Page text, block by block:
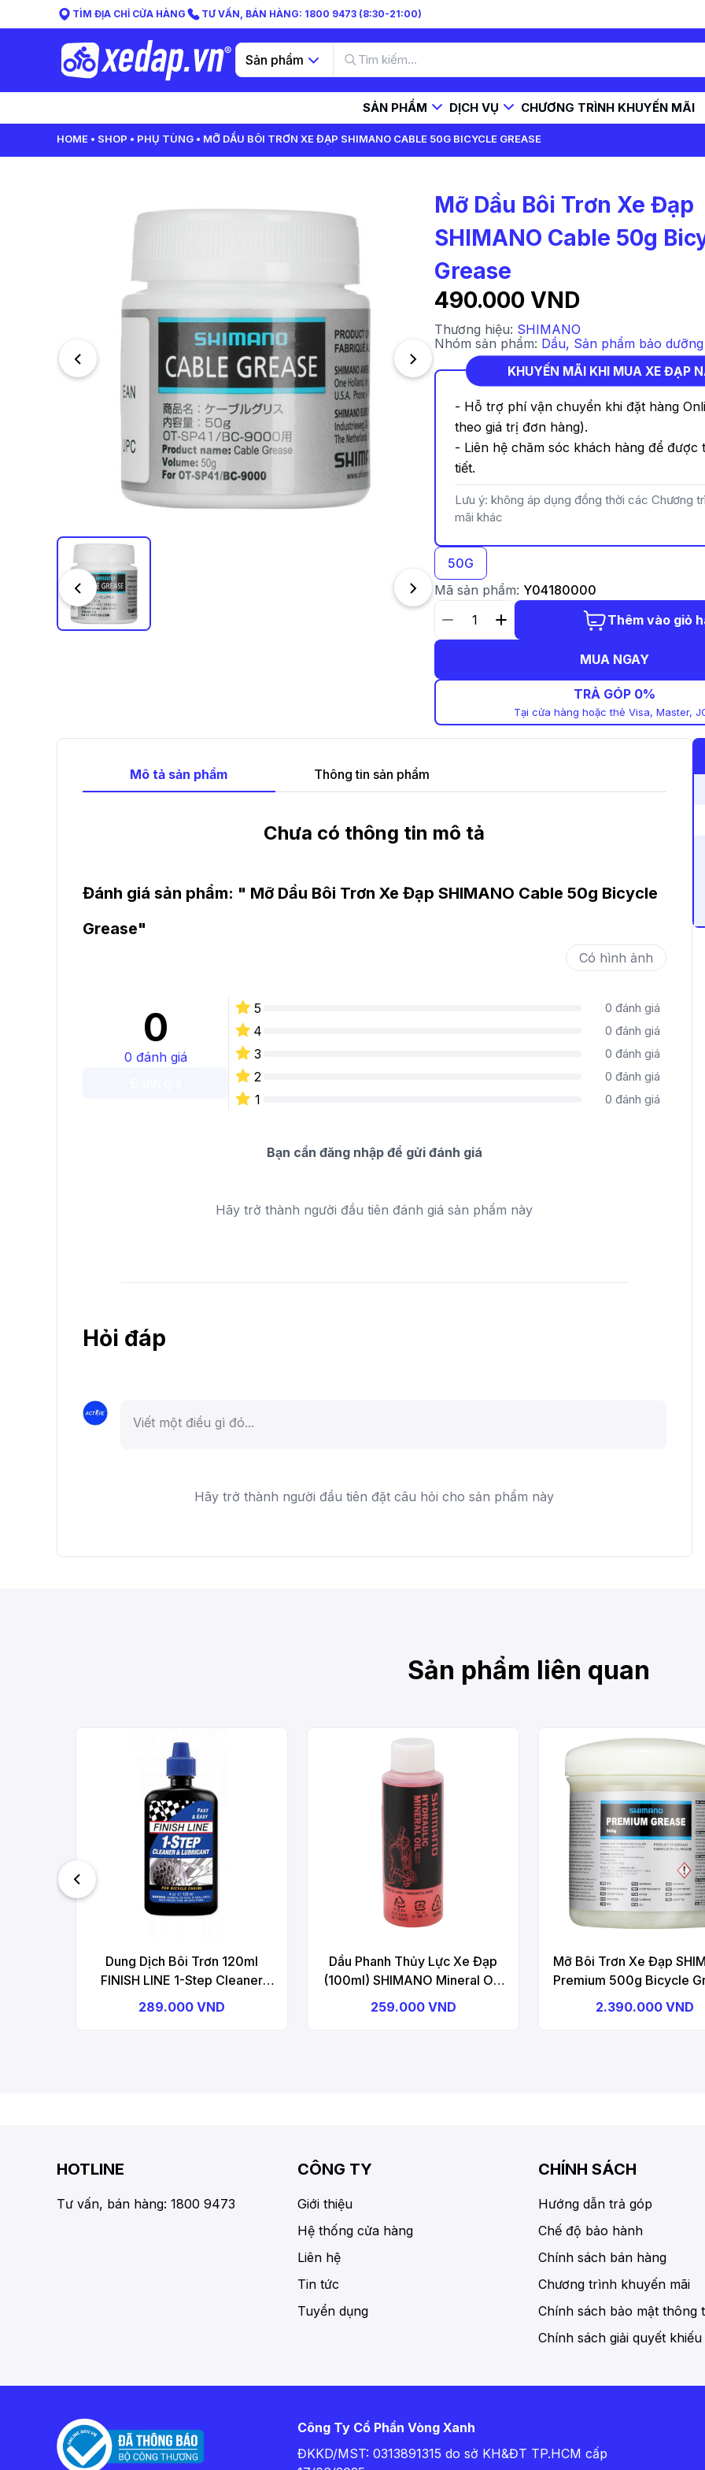
TÌM ĐỊA CHỈ CỬA HÀNG TƯ VẤN, BÁN HÀNG: 1800 9473 (8:30-21:00)
Sản phẩm
SẢN PHẨM DỊCH VỤ CHƯƠNG TRÌNH KHUYẾN MÃI
HOME SHOP PHỤ TÙNG MỠ DẦU BÔI TRƠN XE ĐẠP SHIMANO CABLE 50G BICYCLE GREASE
Mỡ Dầu Bôi Trơn Xe Đạp
SHIMANO Cable 50g
Grease
490.000 VND
Thương hiệu: SHIMANO
Nhóm sản phẩm: Dầu, Sản phẩm bảo dưỡng
KHUYẾN MÃI KHI MUA XE ĐẠP
- Hỗ trợ phí vận chuyển khi đặt hàng
theo giá trị đơn hàng).
- Liên hệ chăm sóc khách hàng để được
tiết.
Lưu ý: không áp dụng đồng thời các Chương
mãi khác
50G
Mã sản phẩm: Y04180000
Thêm vào giỏ
MUA NGAY
TRẢ GÓP 0%
Tại cửa hàng hoặc thẻ Visa, Master,
Mô tả sản phẩm Thông tin sản phẩm
Chưa có thông tin mô tả
Đánh giá sản phẩm: " Mỡ Dầu Bôi Trơn Xe Đạp SHIMANO Cable 50g Bicycle
Grease"
Có hình ảnh
0
0 đánh giá
5 0 đánh giá
4 0 đánh giá
3 0 đánh giá
2 0 đánh giá
1 0 đánh giá
Bạn cần đăng nhập để gửi đánh giá
Hãy trở thành người đầu tiên đánh giá sản phẩm này
Hỏi đáp
Hãy trở thành người đầu tiên đặt câu hỏi cho sản phẩm này
Sản phẩm liên quan
Dung Dịch Bôi Trơn 120ml
FINISH LINE 1-Step Cleaner
Lube
289.000 VND
Dầu Phanh Thủy Lực Xe Đạp
(100ml) SHIMANO Mineral Oil,
SM-DBOIL, Bulk, Disc Brake Oil
259.000 VND
Mỡ Bôi Trơn Xe Đạp
Premium 500g Bicycle
2.390.000 VND
HOTLINE
Tư vấn, bán hàng: 1800 9473
CÔNG TY
Giới thiệu
Hệ thống cửa hàng
Liên hệ
Tin tức
Tuyển dụng
CHÍNH SÁCH
Hướng dẫn trả góp
Chế độ bảo hành
Chính sách bán hàng
Chương trình khuyến mãi
Chính sách bảo mật thông
Chính sách giải quyết khiếu
Công Ty Cổ Phần Vòng Xanh
ĐKKD/MST: 0313891315 do sở KH&ĐT TP.HCM cấp